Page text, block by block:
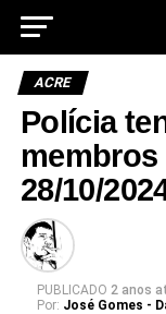
ACRE
Polícia
membros
28/10/
PUBLICADO 2 anos
Por: José Gomes -